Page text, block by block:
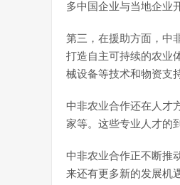
多中国企业与当地企业
第三，在援助方面，中
打造自主可持续的农业
械设备等技术和物资支
中非农业合作还在人才
家等。这些专业人才的
中非农业合作正不断推
来还有更多新的发展机